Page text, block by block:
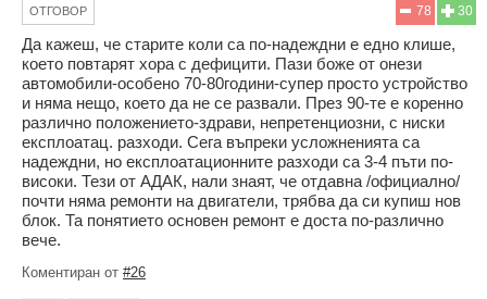
30
78
ОТГОВОР
Да кажеш, че старите коли са по-надеждни е едно клише,
което повтарят хора с дефицити. Пази боже от онези
автомобили-особено 70-80години-супер просто устройство
и няма нещо, което да не се развали. През 90-те е коренно
различно положението-здрави, непретенциозни, с ниски
експлоатац. разходи. Сега въпреки усложненията са
надеждни, но експлоатационните разходи са 3-4 пъти по-
високи. Тези от АДАК, нали знаят, че отдавна /официално/
почти няма ремонти на двигатели, трябва да си купиш нов
блок. Та понятието основен ремонт е доста по-различно
вече.
Коментиран от #26